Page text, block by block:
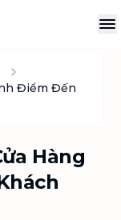
Điểm Đến
Hàng